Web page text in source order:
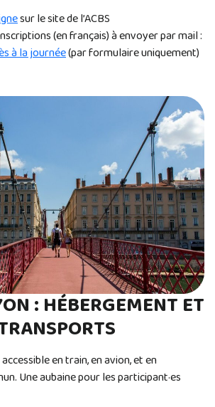
sur le site de l’ACBS
(en français) à envoyer par mail :
à la journée(par formulaire uniquement)
: HÉBERGEMENT ET
en train, en avion, et en
Une aubaine pour les participant·es